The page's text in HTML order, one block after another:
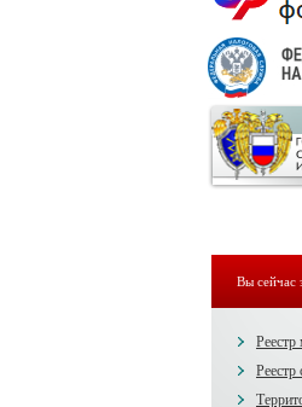
Вы сейчас
Реестр
Реестр